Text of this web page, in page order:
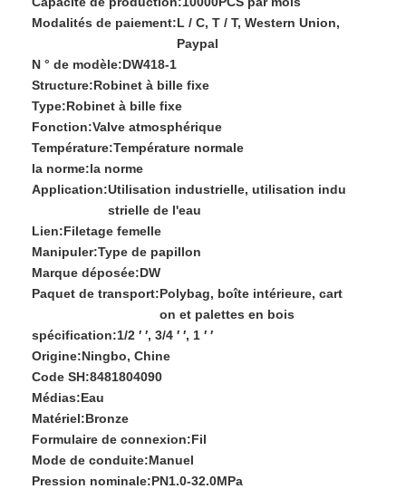
Modalités de paiement:L / C, T / T, Western Union,
Paypal
N ° de modèle:DW418-1
Structure:Robinet à bille fixe
Type:Robinet à bille fixe
Fonction:Valve atmosphérique
Température:Température normale
la norme:la norme
Application:Utilisation industrielle, utilisation indu
strielle de l'eau
Lien:Filetage femelle
Manipuler:Type de papillon
Marque déposée:DW
Paquet de transport:Polybag, boîte intérieure, cart
on et palettes en bois
spécification:1/2 ′ ′, 3/4 ′ ′, 1 ′ ′
Origine:Ningbo, Chine
Code SH:8481804090
Médias:Eau
Matériel:Bronze
Formulaire de connexion:Fil
Mode de conduite:Manuel
Pression nominale:PN1.0-32.0MPa